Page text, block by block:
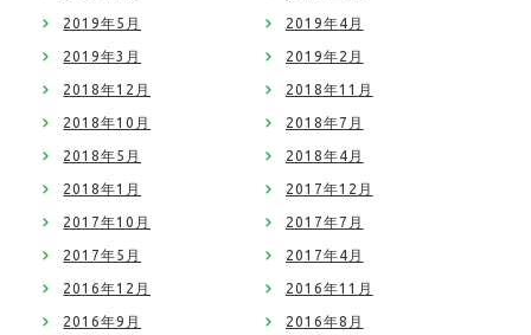
2019年5月 2019年4月
2019年3月 2019年2月
2018年12月 2018年11月
2018年10月 2018年7月
2018年5月 2018年4月
2018年1月 2017年12月
2017年10月 2017年7月
2017年5月 2017年4月
2016年12月 2016年11月
2016年9月 2016年8月